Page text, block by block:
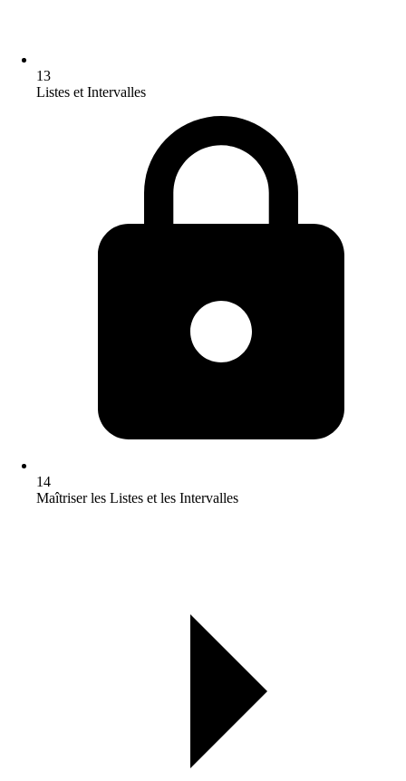
13
Listes et Intervalles
14
Maîtriser les Listes et les Intervalles